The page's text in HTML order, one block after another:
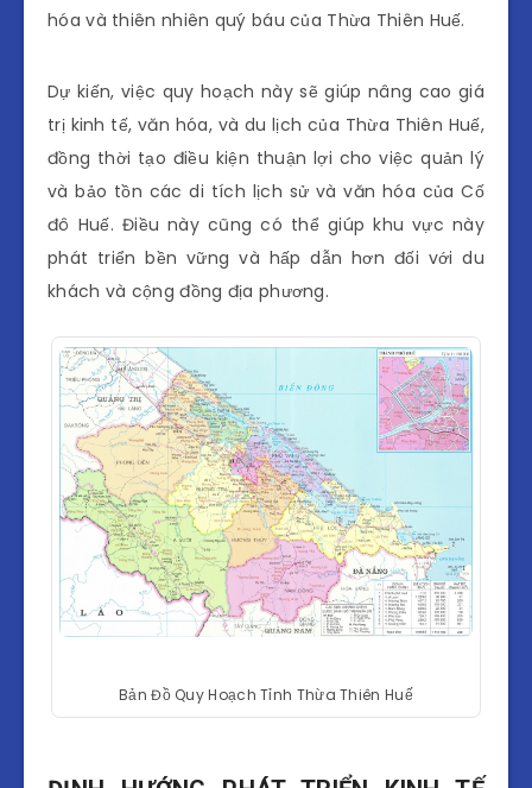
hóa và thiên nhiên quý báu của Thừa Thiên Huế.
Dự kiến, việc quy hoạch này sẽ giúp nâng cao giá
trị kinh tế, văn hóa, và du lịch của Thừa Thiên Huế,
đồng thời tạo điều kiện thuận lợi cho việc quản lý
và bảo tồn các di tích lịch sử và văn hóa của Cố
đô Huế. Điều này cũng có thể giúp khu vực này
phát triển bền vững và hấp dẫn hơn đối với du
khách và cộng đồng địa phương.
Bản Đồ Quy Hoạch Tỉnh Thừa Thiên Huế